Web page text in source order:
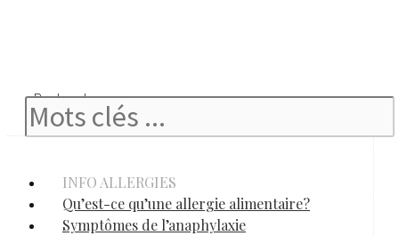
Rechercher
INFO ALLERGIES
Qu’est-ce qu’une allergie alimentaire?
Symptômes de l’anaphylaxie